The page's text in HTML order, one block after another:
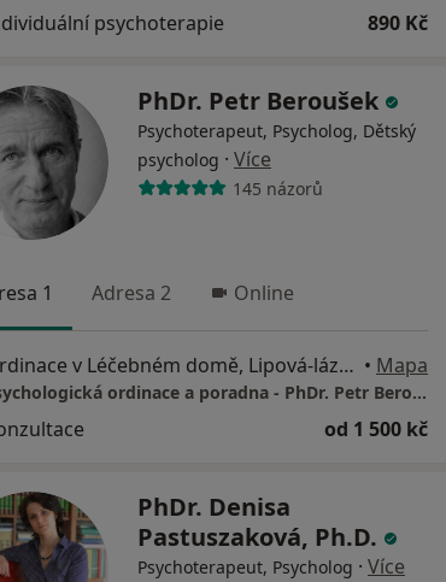
psychoterapie 890 Kč
PhDr. Petr Beroušek
Psychoterapeut, Psycholog, Dětský
psycholog · Více
145 názorů
1 Adresa 2 Online
Ordinace v Léčebném domě, Lipová-lázně • Mapa
Psychologická ordinace a poradna - PhDr. Petr Beroušek, Schrothovy léčebné lázně se sídlem v obci Lipová-lázně, Lázeňská 248; POZOR! zde již v současnosti neordinuji! Možnost náhradního objednání se do Jeseníku - viz tam
od 1 500 kč
PhDr. Denisa
Pastuszaková, Ph.D.
Psychoterapeut, Psycholog · Více